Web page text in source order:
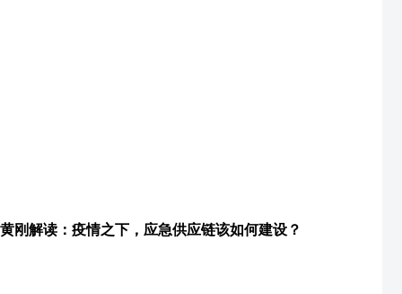
黄刚解读：疫情之下，应急供应链该如何建设？